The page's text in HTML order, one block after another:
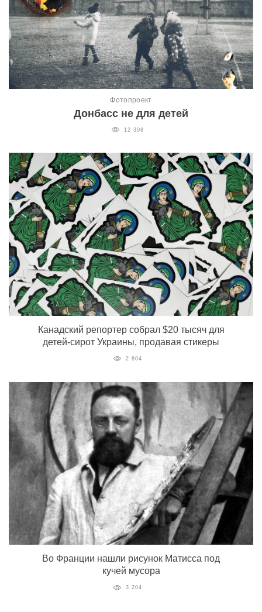
Фотопроект
Донбасс не для детей
12 308
Канадский репортер собрал $20 тысяч для
детей-сирот Украины, продавая стикеры
2 804
Во Франции нашли рисунок Матисса под
кучей мусора
3 204